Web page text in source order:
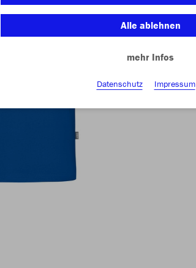
Alle ablehnen
mehr Infos
Datenschutz Impressum